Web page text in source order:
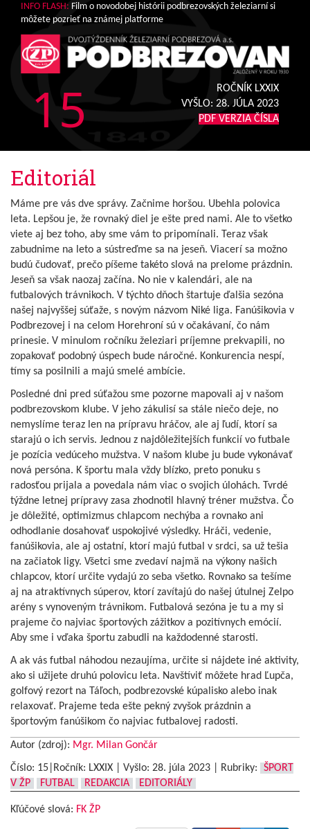
INFO FLASH: Film o novodobej histórii podbrezovských železiarní si
môžete pozrieť na známej platforme
15
ROČNÍK LXXIX
VYŠLO: 28. JÚLA 2023
PDF VERZIA ČÍSLA
Editoriál
Máme pre vás dve správy. Začnime horšou. Ubehla polovica
leta. Lepšou je, že rovnaký diel je ešte pred nami. Ale to všetko
viete aj bez toho, aby sme vám to pripomínali. Teraz však
zabudnime na leto a sústreďme sa na jeseň. Viacerí sa možno
budú čudovať, prečo píšeme takéto slová na prelome prázdnin.
Jeseň sa však naozaj začína. No nie v kalendári, ale na
futbalových trávnikoch. V týchto dňoch štartuje ďalšia sezóna
našej najvyššej súťaže, s novým názvom Niké liga. Fanúšikovia v
Podbrezovej i na celom Horehroní sú v očakávaní, čo nám
prinesie. V minulom ročníku železiari príjemne prekvapili, no
zopakovať podobný úspech bude náročné. Konkurencia nespí,
tímy sa posilnili a majú smelé ambície.
Posledné dni pred súťažou sme pozorne mapovali aj v našom
podbrezovskom klube. V jeho zákulisí sa stále niečo deje, no
nemyslíme teraz len na prípravu hráčov, ale aj ľudí, ktorí sa
starajú o ich servis. Jednou z najdôležitejších funkcií vo futbale
je pozícia vedúceho mužstva. V našom klube ju bude vykonávať
nová persóna. K športu mala vždy blízko, preto ponuku s
radosťou prijala a povedala nám viac o svojich úlohách. Tvrdé
týždne letnej prípravy zasa zhodnotil hlavný tréner mužstva. Čo
je dôležité, optimizmus chlapcom nechýba a rovnako ani
odhodlanie dosahovať uspokojivé výsledky. Hráči, vedenie,
fanúšikovia, ale aj ostatní, ktorí majú futbal v srdci, sa už tešia
na začiatok ligy. Všetci sme zvedaví najmä na výkony našich
chlapcov, ktorí určite vydajú zo seba všetko. Rovnako sa tešíme
aj na atraktívnych súperov, ktorí zavítajú do našej útulnej Zelpo
arény s vynoveným trávnikom. Futbalová sezóna je tu a my si
prajeme čo najviac športových zážitkov a pozitívnych emócií.
Aby sme i vďaka športu zabudli na každodenné starosti.
A ak vás futbal náhodou nezaujíma, určite si nájdete iné aktivity,
ako si užijete druhú polovicu leta. Navštíviť môžete hrad Ľupča,
golfový rezort na Táľoch, podbrezovské kúpalisko alebo inak
relaxovať. Prajeme teda ešte pekný zvyšok prázdnin a
športovým fanúšikom čo najviac futbalovej radosti.
Autor (zdroj): Mgr. Milan Gončár
Číslo: 15|Ročník: LXXIX | Vyšlo: 28. júla 2023 Rubriky:
ŠPORT
V ŽP
FUTBAL REDAKCIA EDITORIÁLY
Kľúčové slová: FK ŽP